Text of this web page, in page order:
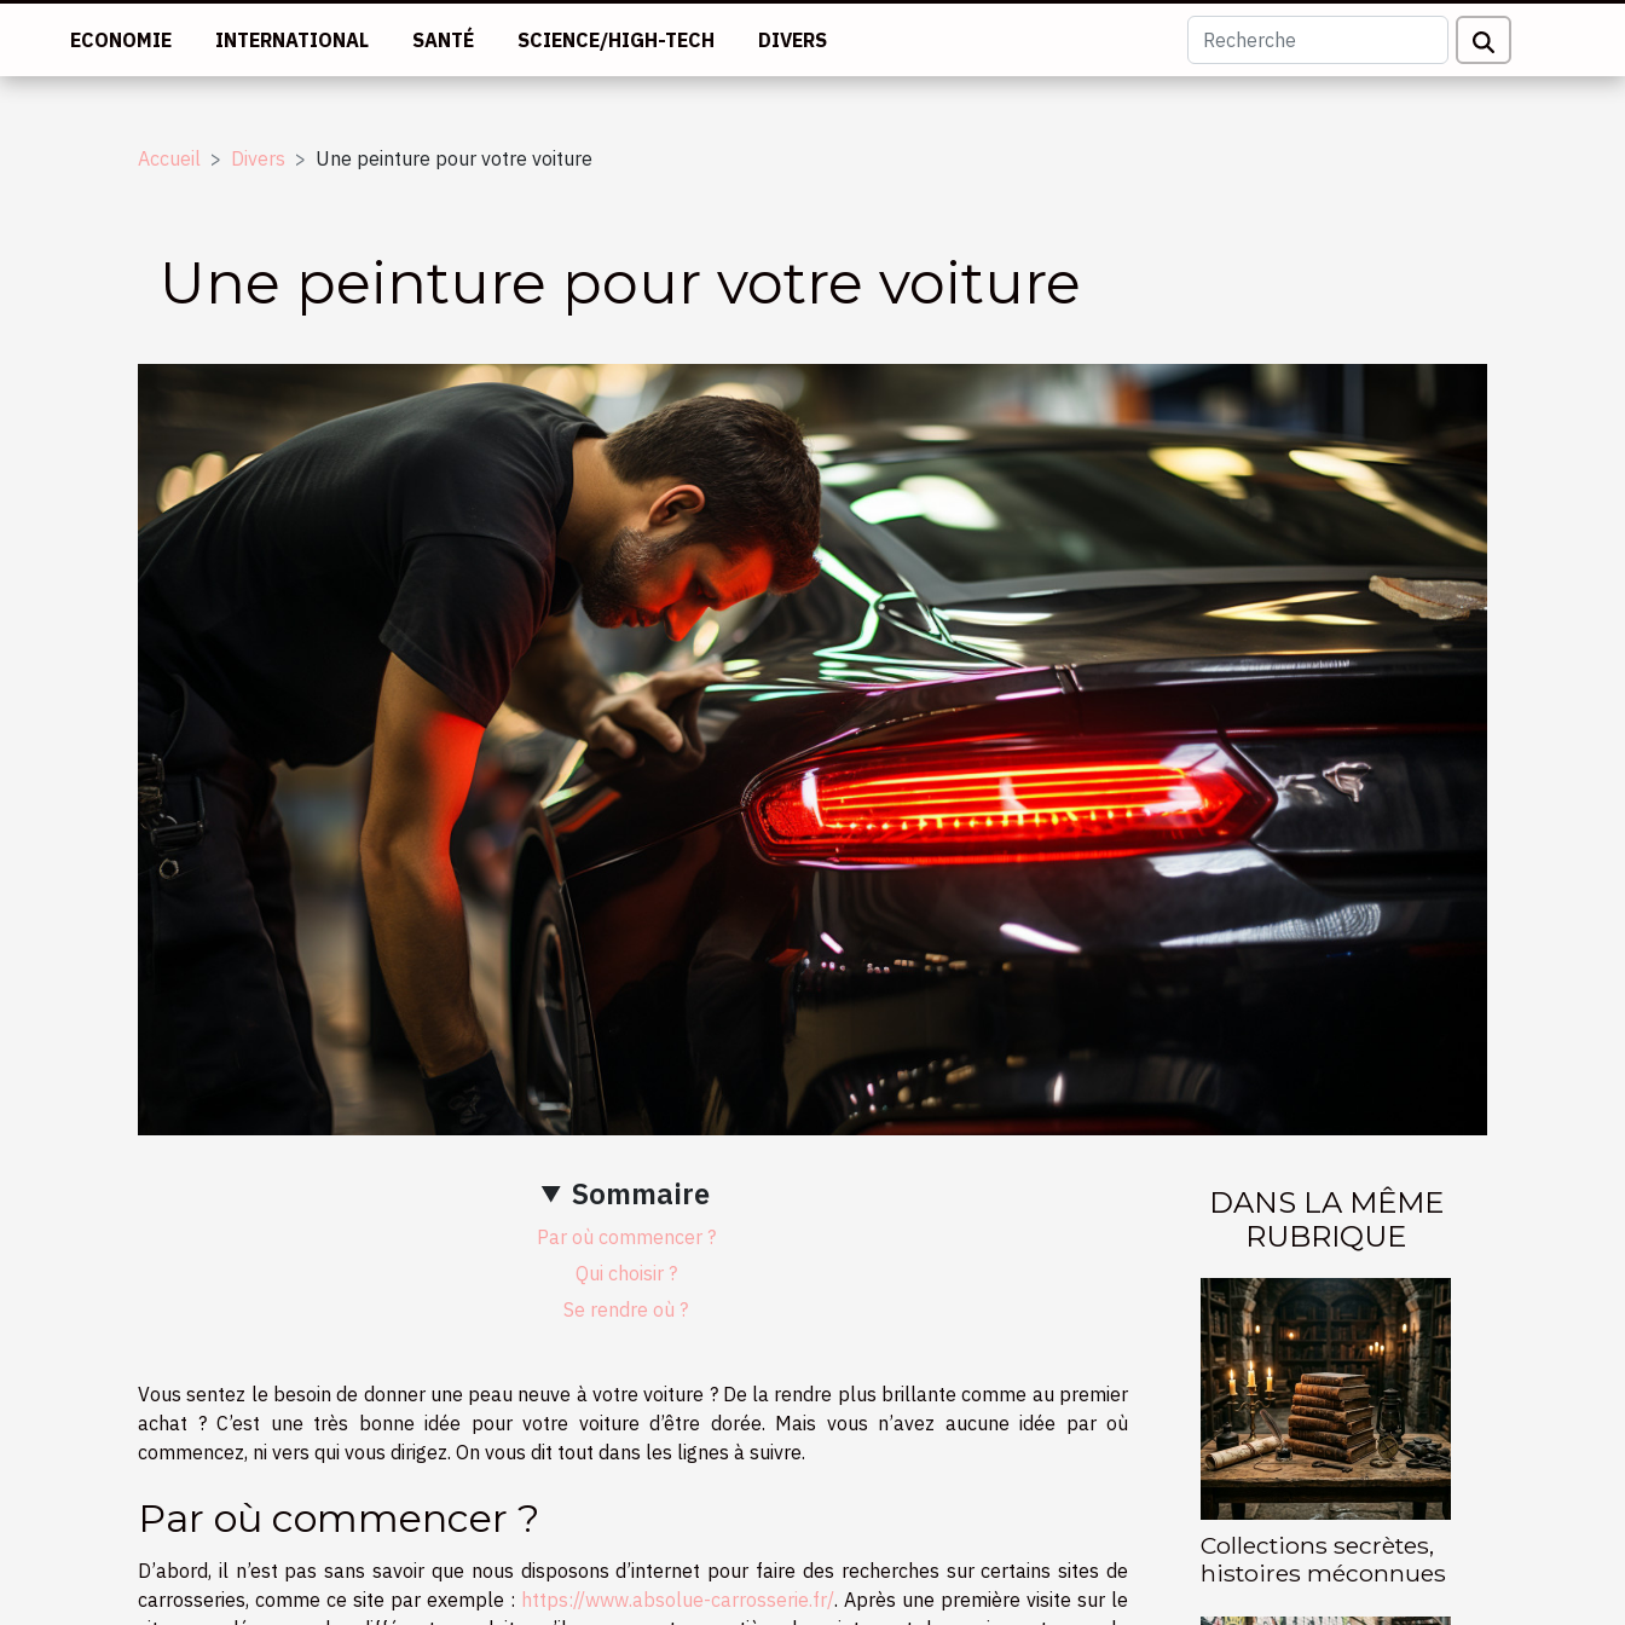
ECONOMIE INTERNATIONAL SANTÉ SCIENCE/HIGH-TECH DIVERS
Accueil Divers Une peinture pour votre voiture
Une peinture pour votre voiture
Sommaire
Par où commencer ?
Qui choisir ?
Se rendre où ?
Vous sentez le besoin de donner une peau neuve à votre voiture ? De la rendre plus brillante comme au premier
achat ? C’est une très bonne idée pour votre voiture d’être dorée. Mais vous n’avez aucune idée par où
commencez, ni vers qui vous dirigez. On vous dit tout dans les lignes à suivre.
Par où commencer ?
D’abord, il n’est pas sans savoir que nous disposons d’internet pour faire des recherches sur certains sites de
carrosseries, comme ce site par exemple : https://www.absolue-carrosserie.fr/. Après une première visite sur le
DANS LA MÊME
RUBRIQUE
Collections secrètes,
histoires méconnues